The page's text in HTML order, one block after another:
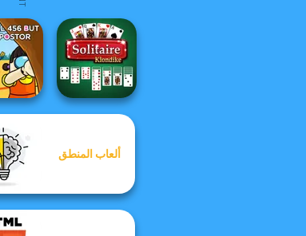
456 But
Solitaire
ألعاب المنطق